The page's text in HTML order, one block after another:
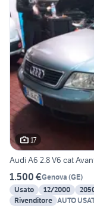
17
Audi A6 2.8 V6 cat
1.500 €Genova (GE)
Usato
12/2000
Rivenditore AUTO